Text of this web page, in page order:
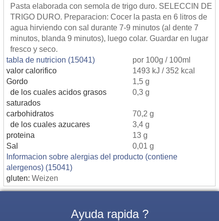
Pasta elaborada con semola de trigo duro. SELECCIN DE
TRIGO DURO. Preparacion: Cocer la pasta en 6 litros de
agua hirviendo con sal durante 7-9 minutos (al dente 7
minutos, blanda 9 minutos), luego colar. Guardar en lugar
fresco y seco.
tabla de nutricion (15041)
por 100g / 100ml
valor calorifico
1493 kJ / 352 kcal
Gordo
1,5 g
de los cuales acidos grasos
saturados
0,3 g
carbohidratos
70,2 g
de los cuales azucares
3,4 g
proteina
13 g
Sal
0,01 g
Informacion sobre alergias del producto (contiene
alergenos) (15041)
gluten: Weizen
Ayuda rapida ?